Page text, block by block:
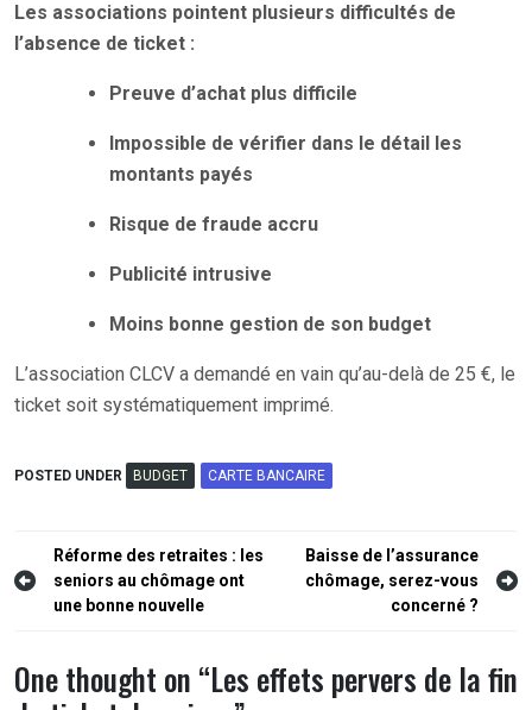
Les associations pointent plusieurs difficultés de
l’absence de ticket :
Preuve d’achat plus difficile
Impossible de vérifier dans le détail les
montants payés
Risque de fraude accru
Publicité intrusive
Moins bonne gestion de son budget
L’association CLCV a demandé en vain qu’au-delà de 25 €, le
ticket soit systématiquement imprimé.
POSTED UNDER BUDGET CARTE BANCAIRE
Navigation
de
Réforme des retraites : les
seniors au chômage ont
une bonne nouvelle
Baisse de l’assurance
chômage, serez-vous
concerné ?
One thought on “Les effets pervers de la fin